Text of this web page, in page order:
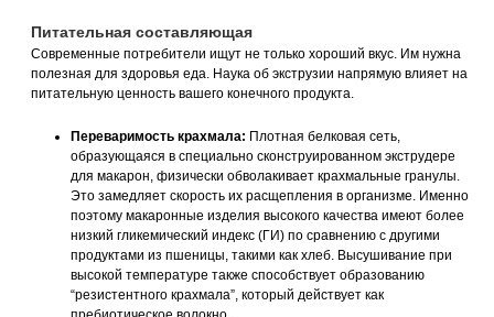
Питательная составляющая
Современные потребители ищут не только хороший вкус. Им нужна
полезная для здоровья еда. Наука об экструзии напрямую влияет на
питательную ценность вашего конечного продукта.
Переваримость крахмала: Плотная белковая сеть,
образующаяся в специально сконструированном экструдере
для макарон, физически обволакивает крахмальные гранулы.
Это замедляет скорость их расщепления в организме. Именно
поэтому макаронные изделия высокого качества имеют более
низкий гликемический индекс (ГИ) по сравнению с другими
продуктами из пшеницы, такими как хлеб. Высушивание при
высокой температуре также способствует образованию
“резистентного крахмала”, который действует как